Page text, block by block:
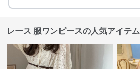
レース 服ワンピースの人気アイテム